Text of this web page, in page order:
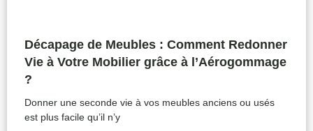
Décapage de Meubles : Comment Redonner
Vie à Votre Mobilier grâce à l’Aérogommage
?
Donner une seconde vie à vos meubles anciens ou usés
est plus facile qu’il n’y